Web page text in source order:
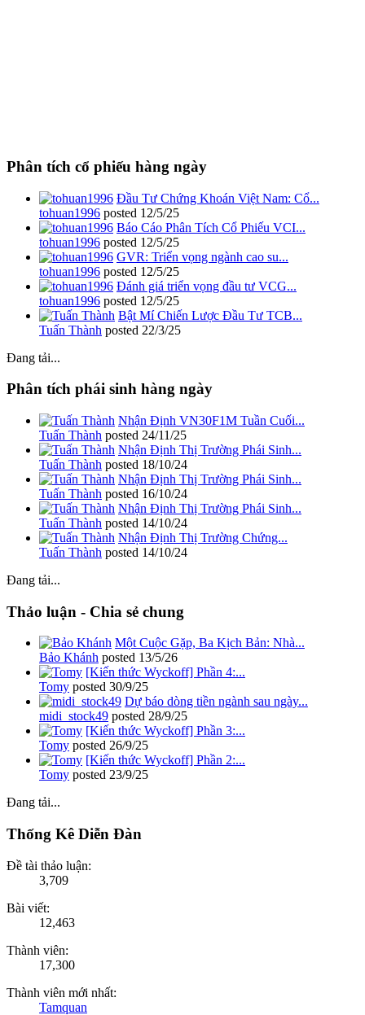
Phân tích cổ phiếu hàng ngày
Đầu Tư Chứng Khoán Việt Nam: Cổ...
tohuan1996 posted 12/5/25
Báo Cáo Phân Tích Cổ Phiếu VCI...
tohuan1996 posted 12/5/25
GVR: Triển vọng ngành cao su...
tohuan1996 posted 12/5/25
Đánh giá triển vọng đầu tư VCG...
tohuan1996 posted 12/5/25
Bật Mí Chiến Lược Đầu Tư TCB...
Tuấn Thành posted 22/3/25
Đang tải...
Phân tích phái sinh hàng ngày
Nhận Định VN30F1M Tuần Cuối...
Tuấn Thành posted 24/11/25
Nhận Định Thị Trường Phái Sinh...
Tuấn Thành posted 18/10/24
Nhận Định Thị Trường Phái Sinh...
Tuấn Thành posted 16/10/24
Nhận Định Thị Trường Phái Sinh...
Tuấn Thành posted 14/10/24
Nhận Định Thị Trường Chứng...
Tuấn Thành posted 14/10/24
Đang tải...
Thảo luận - Chia sẻ chung
Một Cuộc Gặp, Ba Kịch Bản: Nhà...
Bảo Khánh posted 13/5/26
[Kiến thức Wyckoff] Phần 4:...
Tomy posted 30/9/25
Dự báo dòng tiền ngành sau ngày...
midi_stock49 posted 28/9/25
[Kiến thức Wyckoff] Phần 3:...
Tomy posted 26/9/25
[Kiến thức Wyckoff] Phần 2:...
Tomy posted 23/9/25
Đang tải...
Thống Kê Diễn Đàn
Đề tài thảo luận:
3,709
Bài viết:
12,463
Thành viên:
17,300
Thành viên mới nhất:
Tamquan